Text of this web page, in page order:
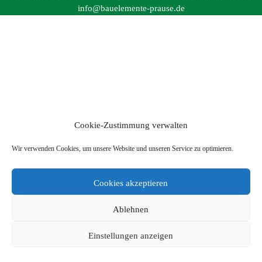
Cookie-Zustimmung verwalten
Wir verwenden Cookies, um unsere Website und unseren Service zu optimieren.
Cookies akzeptieren
Ablehnen
Einstellungen anzeigen
info@bauelemente-prause.de